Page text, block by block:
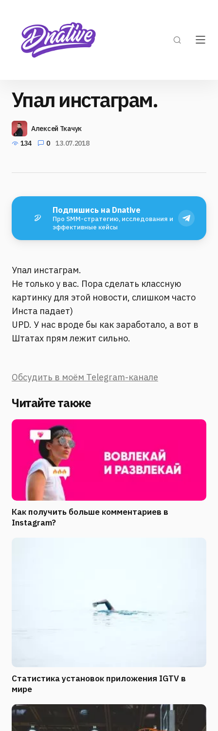
Упал инстаграм.
Алексей Ткачук
134
0 13.07.2018
Подпишись на Dnative
Про SMM-стратегию, исследования и
эффективные кейсы
Упал инстаграм.
Не только у вас. Пора сделать классную
картинку для этой новости, слишком часто
Инста падает)
UPD. У нас вроде бы как заработало, а вот в
Штатах прям лежит сильно.
Обсудить в моём Telegram-канале
Читайте также
Как получить больше комментариев в
Instagram?
Статистика установок приложения IGTV в
мире